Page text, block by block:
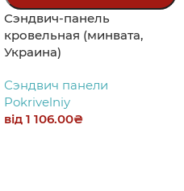
Сэндвич-панель
кровельная (минвата,
Украина)
Сэндвич панели
Pokrivelniy
від 1 106.00₴